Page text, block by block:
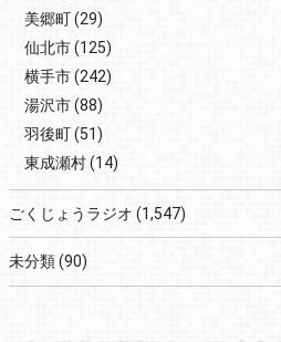
美郷町(29)
仙北市(125)
横手市(242)
湯沢市(88)
羽後町(51)
東成瀬村(14)
ごくじょうラジオ (1,547)
未分類(90)